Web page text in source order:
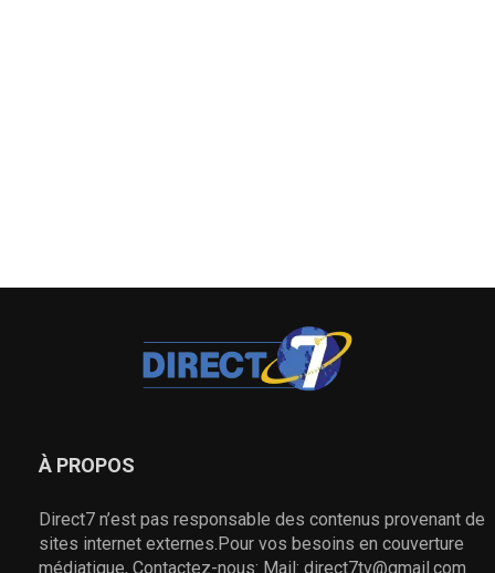
À PROPOS
Direct7 n’est pas responsable des contenus provenant de
sites internet externes.Pour vos besoins en couverture
médiatique, Contactez-nous: Mail: direct7tv@gmail.com